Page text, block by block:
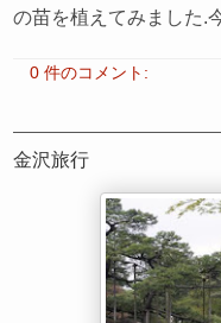
の苗を植えてみました.
0 件のコメント:
金沢旅行